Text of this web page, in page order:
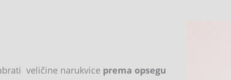
veličine narukvice prema opsegu